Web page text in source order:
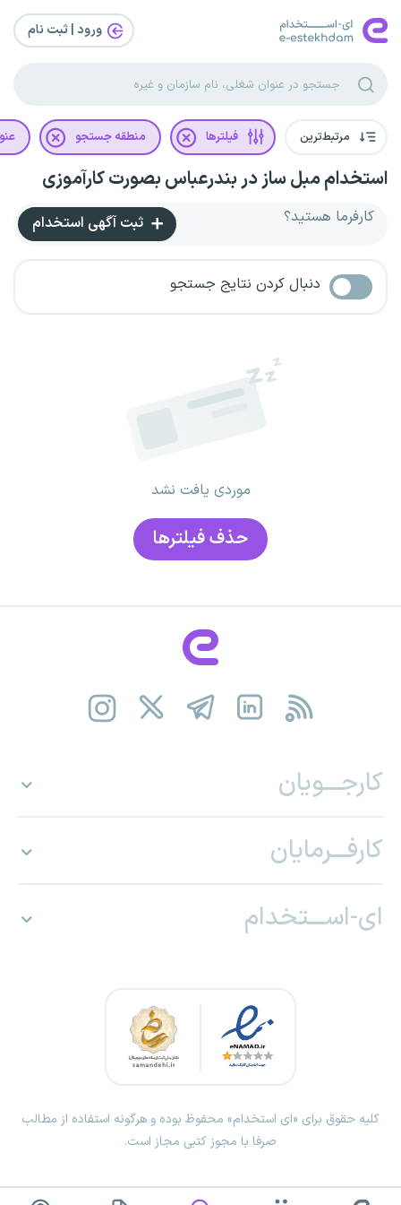
ورود | ثبت‌ نام
مرتبط‌ترین فیلترها منطقه جستجو
استخدام مبل ساز در بندرعباس بصورت کارآموزی
کارفرما هستید؟ ثبت آگهی استخدام
دنبال کردن نتایج جستجو
موردی یافت نشد
حذف فیلتر‌ها
کارجـــویان
کارفـــرمایان
ای-اســـتخدام
کلیه حقوق برای «ای استخدام» محفوظ بوده و هرگونه استفاده از مطالب
صرفا با مجوز کتبی مجاز است.